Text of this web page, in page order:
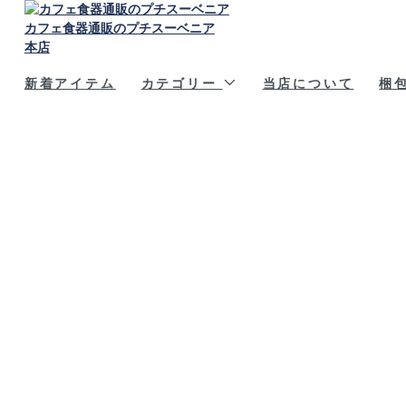
カフェ食器通販のプチスーベニア
本店
新着アイテム カテゴリー 当店について 梱